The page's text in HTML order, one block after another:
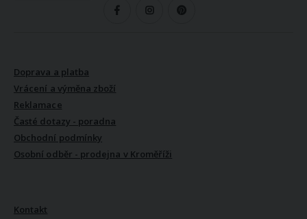
Doprava a platba
Vrácení a výměna zboží
Reklamace
Časté dotazy - poradna
Obchodní podmínky
Osobní odběr - prodejna v Kroměříži
Kontakt